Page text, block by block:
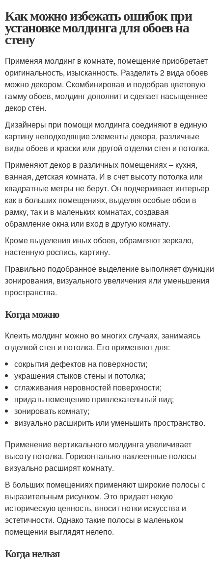
Как можно избежать ошибок при
установке молдинга для обоев на
стену
Применяя молдинг в комнате, помещение приобретает
оригинальность, изысканность. Разделить 2 вида обоев
можно декором. Скомбинировав и подобрав цветовую
гамму обоев, молдинг дополнит и сделает насыщеннее
декор стен.
Дизайнеры при помощи молдинга соединяют в единую
картину неподходящие элементы декора, различные
виды обоев и краски или другой отделки стен и потолка.
Применяют декор в различных помещениях – кухня,
ванная, детская комната. И в счет высоту потолка или
квадратные метры не берут. Он подчеркивает интерьер
как в больших помещениях, выделяя особые обои в
рамку, так и в маленьких комнатах, создавая
обрамление окна или вход в другую комнату.
Кроме выделения иных обоев, обрамляют зеркало,
настенную роспись, картину.
Правильно подобранное выделение выполняет функции
зонирования, визуального увеличения или уменьшения
пространства.
Когда можно
Клеить молдинг можно во многих случаях, занимаясь
отделкой стен и потолка. Его применяют для:
сокрытия дефектов на поверхности;
украшения стыков стены и потолка;
сглаживания неровностей поверхности;
придать помещению привлекательный вид;
зонировать комнату;
визуально расширить или уменьшить пространство.
Применение вертикального молдинга увеличивает
высоту потолка. Горизонтально наклеенные полосы
визуально расширят комнату.
В больших помещениях применяют широкие полосы с
выразительным рисунком. Это придает некую
историческую ценность, вносит нотки искусства и
эстетичности. Однако такие полосы в маленьком
помещении выглядят нелепо.
Когда нельзя